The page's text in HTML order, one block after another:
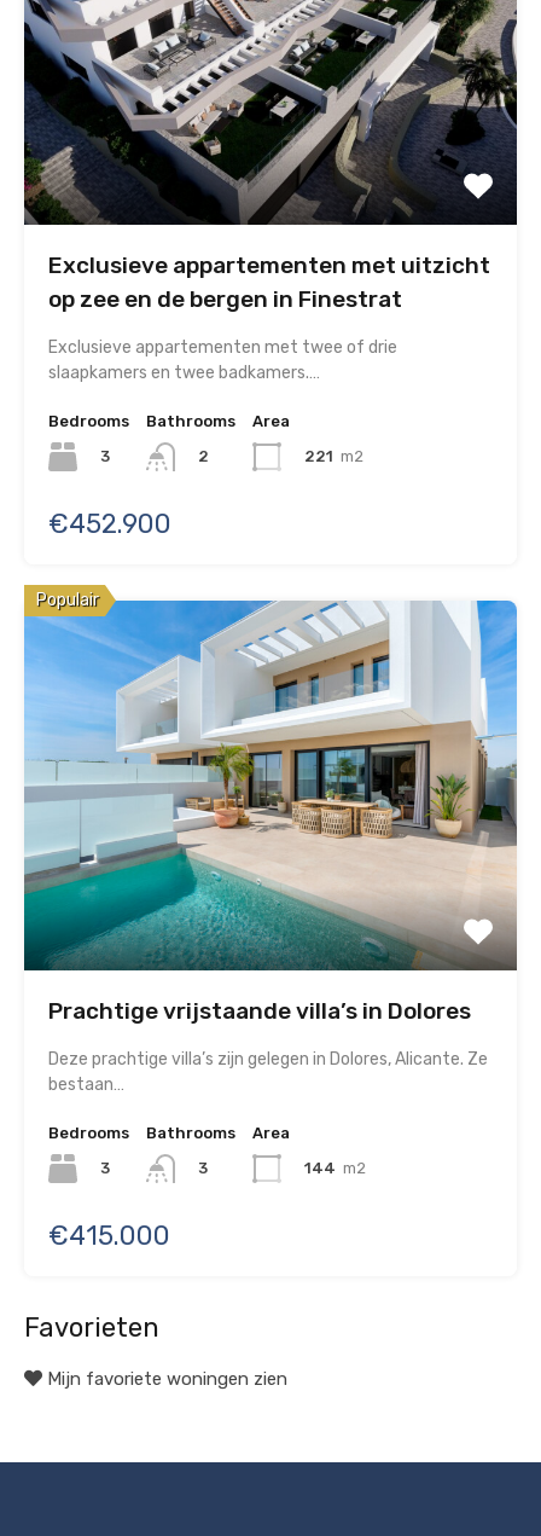
Exclusieve appartementen met uitzicht
op zee en de bergen in Finestrat
Exclusieve appartementen met twee of drie
slaapkamers en twee badkamers.…
Bedrooms
3
Bathrooms
2
Area
221 m2
€452.900
Populair
Prachtige vrijstaande villa’s in Dolores
Deze prachtige villa’s zijn gelegen in Dolores, Alicante. Ze
bestaan…
Bedrooms
3
Bathrooms
3
Area
144 m2
€415.000
Favorieten
Mijn favoriete woningen zien